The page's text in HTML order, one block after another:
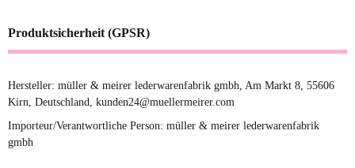
Produktsicherheit (GPSR)
Hersteller: müller & meirer lederwarenfabrik gmbh, Am Markt 8, 55606
Kirn, Deutschland, kunden24@muellermeirer.com
Importeur/Verantwortliche Person: müller & meirer lederwarenfabrik
gmbh